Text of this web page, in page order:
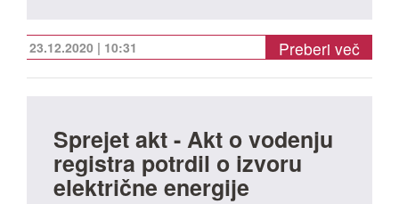
23.12.2020 | 10:31 Preberi več
Sprejet akt - Akt o vodenju
registra potrdil o izvoru
električne energije